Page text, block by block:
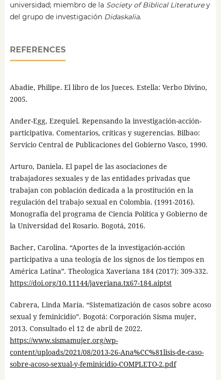
universidad; miembro de la Society of Biblical Literaturey
del grupo de investigación Didaskalia.
REFERENCES
Abadie, Philipe. El libro de los Jueces. Estella: Verbo Divino,
2005.
Ander-Egg, Ezequiel. Repensando la investigación-acción-
participativa. Comentarios, críticas y sugerencias. Bilbao:
Servicio Central de Publicaciones del Gobierno Vasco, 1990.
Arturo, Daniela. El papel de las asociaciones de
trabajadores sexuales y de las entidades privadas que
trabajan con población dedicada a la prostitución en la
regulación del trabajo sexual en Colombia. (1991-2016).
Monografía del programa de Ciencia Política y Gobierno de
la Universidad del Rosario. Bogotá, 2016.
Bacher, Carolina. “Aportes de la investigación-acción
participativa a una teología de los signos de los tiempos en
América Latina”. Theologica Xaveriana 184 (2017): 309-332.
https://doi.org/10.11144/javeriana.tx67-184.aiptst
Cabrera, Linda María. “Sistematización de casos sobre acoso
sexual y feminicidio”. Bogotá: Corporación Sisma mujer,
2013. Consultado el 12 de abril de 2022.
https://www.sismamujer.org/wp-
content/uploads/2021/08/2013-26-Ana%CC%81lisis-de-caso-
sobre-acoso-sexual-y-feminicidio-COMPLETO-2.pdf